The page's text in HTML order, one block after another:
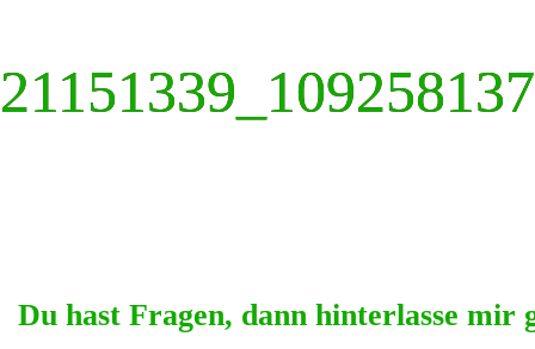
Du hast Fragen, dann hinterlasse mir